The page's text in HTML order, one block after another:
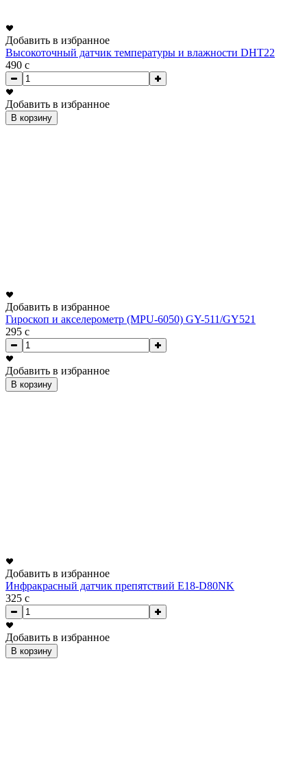
Добавить в избранное
Высокоточный датчик температуры и влажности DHT22
490 c
Добавить в избранное
В корзину
Добавить в избранное
Гироскоп и акселерометр (MPU-6050) GY-511/GY521
295 c
Добавить в избранное
В корзину
Добавить в избранное
Инфракрасный датчик препятствий E18-D80NK
325 c
Добавить в избранное
В корзину